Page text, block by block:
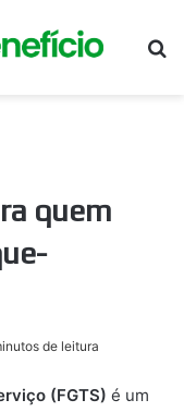
quem
de leitura
(FGTS) é um